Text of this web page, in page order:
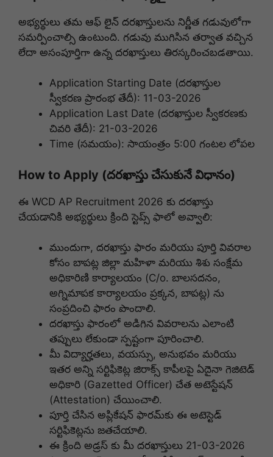
అభ్యర్థులు తమ ఆఫ్ లైన్ దరఖాస్తులను నిర్ణీత గడువులోగా
సమర్పించాల్సి ఉంటుంది. గడువు ముగిసిన తర్వాత వచ్చిన
లేదా అసంపూర్తిగా ఉన్న దరఖాస్తులు తిరస్కరించబడతాయి.
Application Starting Date (దరఖాస్తుల
స్వీకరణ ప్రారంభ తేదీ): 11-03-2026
Application Last Date (దరఖాస్తుల స్వీకరణకు
చివరి తేదీ): 21-03-2026
Time (సమయం): సాయంత్రం 5:00 గంటల లోపల
How to Apply (దరఖాస్తు చేసుకునే విధానం)
ఈ WCD AP Recruitment 2026 కు దరఖాస్తు
చేయడానికి అభ్యర్థులు క్రింది స్టెప్స్ ఫాలో అవ్వాలి:
ముందుగా, దరఖాస్తు ఫారం మరియు పూర్తి వివరాల
కోసం బాపట్ల జిల్లా మహిళా మరియు శిశు సంక్షేమ
అధికారిణి కార్యాలయం (C/o. బాలసదనం,
అగ్నిమాపక కార్యాలయం ప్రక్కన, బాపట్ల) ను
సంప్రదించి ఫారం పొందాలి.
దరఖాస్తు ఫారంలో అడిగిన వివరాలను ఎలాంటి
తప్పులు లేకుండా స్పష్టంగా పూరించాలి.
మీ విద్యార్హతలు, వయస్సు, అనుభవం మరియు
ఇతర అన్ని సర్టిఫికెట్ల జిరాక్స్ కాపీలపై ఏదైనా గెజిటెడ్
అధికారి (Gazetted Officer) చేత అటెస్టేషన్
(Attestation) చేయించాలి.
పూర్తి చేసిన అప్లికేషన్ ఫారమ్‌కు ఈ అటెస్టెడ్
సర్టిఫికెట్లను జతచేయాలి.
ఈ క్రింది అడ్రస్ కు మీ దరఖాస్తులు 21-03-2026